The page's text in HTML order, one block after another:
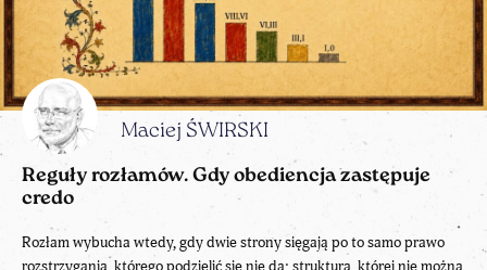
Maciej ŚWIRSKI
Reguły rozłamów. Gdy obediencja zastępuje
credo
Rozłam wybucha wtedy, gdy dwie strony sięgają po to samo prawo
rozstrzygania, którego podzielić się nie da; struktura, której nie można